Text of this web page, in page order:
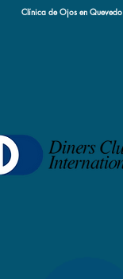
Clínica de Ojos en Quevedo